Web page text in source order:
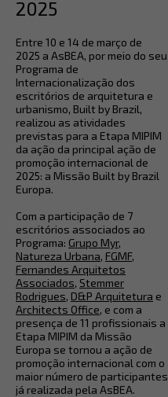
2025
Entre 10 e 14 de março de
2025 a AsBEA, por meio do seu
Programa de
Internacionalização dos
escritórios de arquitetura e
urbanismo, Built by Brazil,
realizou as atividades
previstas para a Etapa MIPIM
da ação da principal ação de
promoção internacional de
2025: a Missão Built by Brazil
Europa.
Com a participação de 7
escritórios associados ao
Programa: Grupo Myr,
Natureza Urbana, FGMF,
Fernandes Arquitetos
Associados, Stemmer
Rodrigues, D&P Arquitetura e
Architects Office, e com a
presença de 11 profissionais a
Etapa MIPIM da Missão
Europa se tornou a ação de
promoção internacional com o
maior número de participantes
já realizada pela AsBEA.